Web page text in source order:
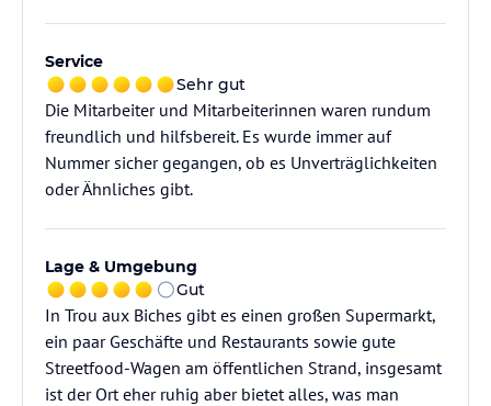
Service
Sehr gut
Die Mitarbeiter und Mitarbeiterinnen waren rundum
freundlich und hilfsbereit. Es wurde immer auf
Nummer sicher gegangen, ob es Unverträglichkeiten
oder Ähnliches gibt.
Lage & Umgebung
Gut
In Trou aux Biches gibt es einen großen Supermarkt,
ein paar Geschäfte und Restaurants sowie gute
Streetfood-Wagen am öffentlichen Strand, insgesamt
ist der Ort eher ruhig aber bietet alles, was man